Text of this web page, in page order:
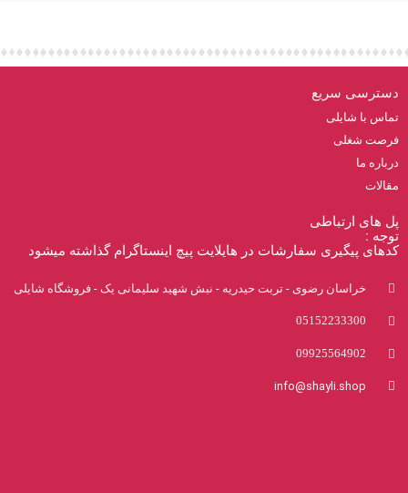
دسترسی سریع
تماس با شایلی
فرصت شغلی
درباره ما
مقالات
پل های ارتباطی
توجه :
کدهای پیگیری سفارشات در هایلایت پیچ اینستاگرام گذاشته میشود
خراسان رضوی - تربت حیدریه - نبش شهید سلیمانی یک - فروشگاه شایلی
05152233300
09925564902
info@shayli.shop